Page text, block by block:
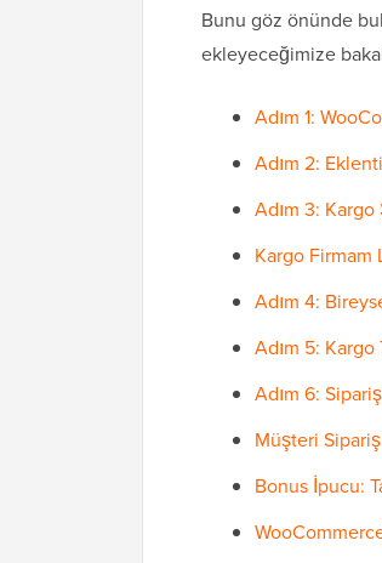
Bunu göz önünde
ekleyeceğimize
Adım 1:
Adım 2:
Adım 3:
Kargo Firmam
Adım 4:
Adım 5:
Adım 6:
Müşteri
Bonus İpucu: